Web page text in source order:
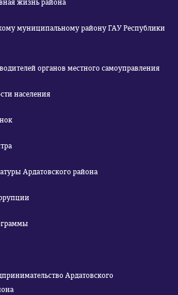
жизнь района
муниципальному району ГАУ Республики
органов местного самоуправления
населения
Ардатовского района
Ардатовского